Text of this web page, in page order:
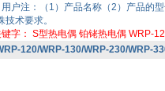
注：（1）产品名称（2）产品的型
术要求。
字： S型热电偶 铂铑热电偶 WRP-
120/WRP-130/WRP-230/WRP-